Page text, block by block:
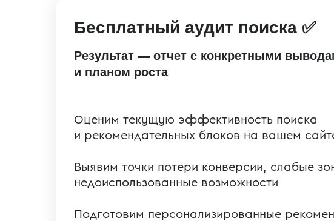
Бесплатный аудит поиска ✅
Результат — отчет с конкретными
и планом роста
Оценим текущую эффективность поиска
и рекомендательных блоков на вашем
Выявим точки потери конверсии, слабые
недоиспользованные возможности
Подготовим персонализированные